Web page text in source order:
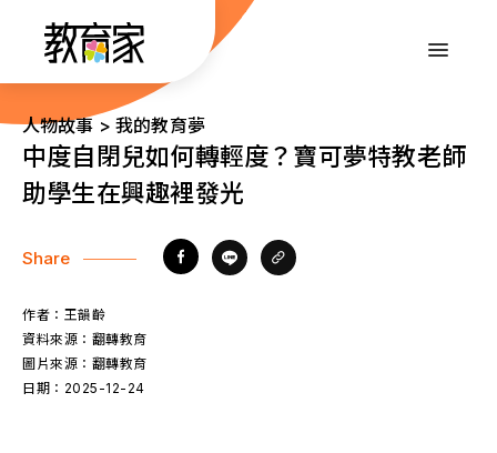
內
::: 人物故事 > 我的教育夢
中度自閉兒如何轉輕度？寶可夢特教老師
助學生在興趣裡發光
Share
作者： 王韻齡
資料來源： 翻轉教育
圖片來源： 翻轉教育
日期： 2025-12-24